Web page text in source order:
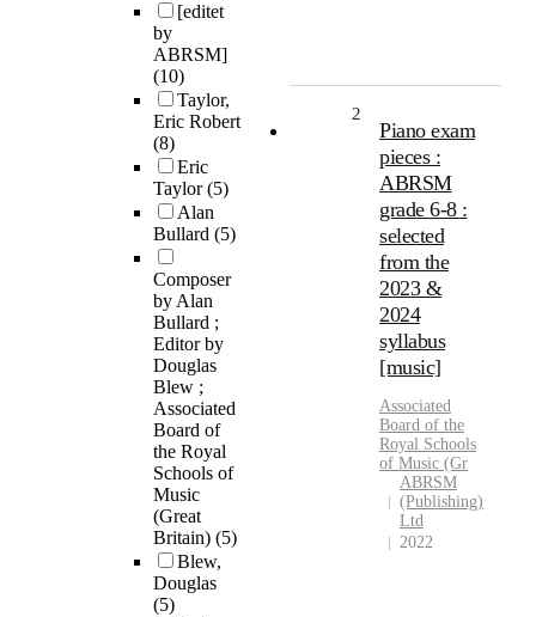
[editet
by
ABRSM]
(10)
Taylor,
Eric Robert
(8)
Eric
Taylor(5)
Alan
Bullard (5)
Composer
by Alan
Bullard ;
Editor by
Douglas
Blew ;
Associated
Board of
the Royal
Schools of
Music
(Great
Britain) (5)
Blew,
Douglas
(5)
2
Piano exam
pieces :
ABRSM
grade 6-8 :
selected
from the
2023 &
2024
syllabus
[music]
Associated
Board of the
Royal Schools
of Music (Gr
ABRSM
(Publishing)
Ltd
2022